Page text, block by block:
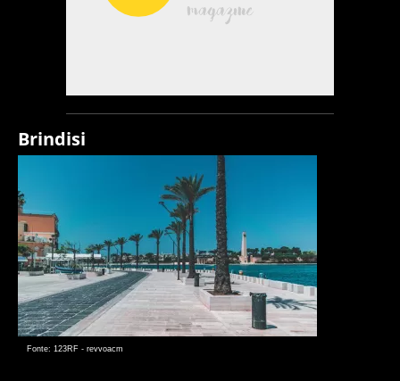
Brindisi
Fonte: 123RF - revvoacm